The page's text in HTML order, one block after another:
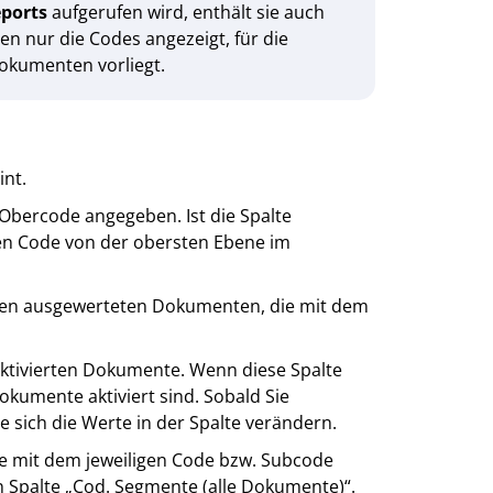
aufgerufen wird, enthält sie auch
nur die Codes angezeigt, für die
vorliegt.
angegeben. Ist die Spalte
Code von der obersten Ebene im
ausgewerteten Dokumenten, die mit dem
Dokumente. Wenn diese Spalte
aktiviert sind. Sobald Sie
sich die Werte in der Spalte verändern.
mit dem jeweiligen Code bzw. Subcode
„Cod. Segmente (alle Dokumente)“.